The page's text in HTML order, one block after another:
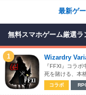
最新ゲ
無料スマホゲーム厳選ラ
1 Wizardry
『FFXI』コラ
死を賭ける、本
コラボ